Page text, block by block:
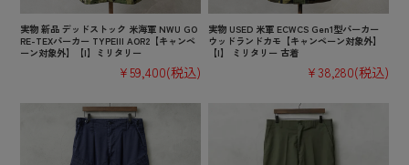
実物 新品 デッドストック 米海軍 NWU GO
RE-TEXパーカー TYPEIII AOR2【キャンペ
ーン対象外】【I】ミリタリー
¥59,400(税込)
実物 USED 米軍 ECWCS Gen1型パーカー
ウッドランドカモ【キャンペーン対象外】
【I】 ミリタリー 古着
¥38,280(税込)